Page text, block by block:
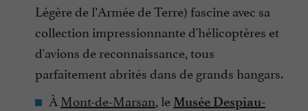
Légère de l’Armée de Terre) fascine avec sa
collection impressionnante d'hélicoptères et
d'avions de reconnaissance, tous
parfaitement abrités dans de grands hangars.
À Mont-de-Marsan, le Musée Despiau-